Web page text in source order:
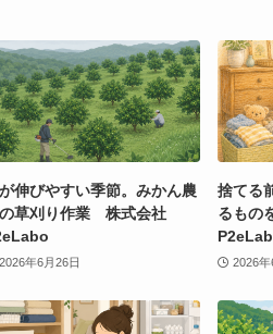
伸びやすい季節。みかん農
草刈り作業 株式会社
2026年6月26日
捨てる
るもの
2026年